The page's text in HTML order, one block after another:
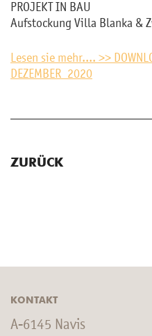
PRO­JEKT IN BAU
Auf­sto­ckung Villa Blan­ka &
Lesen sie mehr.... >>
DE­ZEM­BER 2020
ZURÜCK
KONTAKT
A-6145 Navis